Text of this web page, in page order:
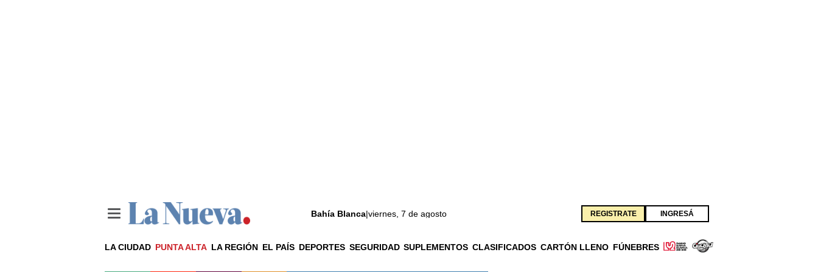
Bahía Blanca|viernes, 7 de agosto REGISTRATE INGRESÁ
LA CIUDAD PUNTA ALTA LA REGIÓN EL PAÍS DEPORTES SEGURIDAD SUPLEMENTOS CLASIFICADOS CARTÓN LLENO FÚNEBRES